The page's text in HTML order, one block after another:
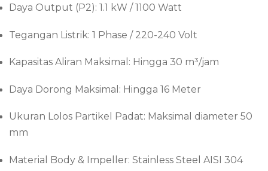
Daya Output (P2): 1.1 kW / 1100 Watt
Tegangan Listrik: 1 Phase / 220-240 Volt
Kapasitas Aliran Maksimal: Hingga 30 m³/jam
Daya Dorong Maksimal: Hingga 16 Meter
Ukuran Lolos Partikel Padat: Maksimal diameter 50
mm
Material Body & Impeller: Stainless Steel AISI 304